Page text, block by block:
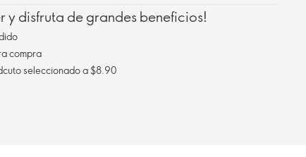
y disfruta de grandes beneficios!
compra
Envío gratis al comprar un prodcuto seleccionado a $8.90